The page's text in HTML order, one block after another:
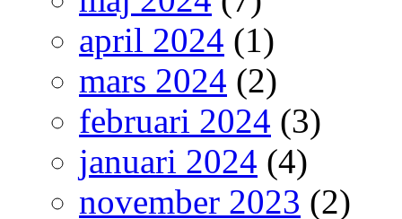
april 2024 (1)
mars 2024 (2)
februari 2024 (3)
januari 2024 (4)
november 2023 (2)